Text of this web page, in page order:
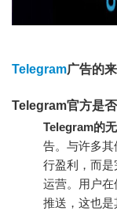
Telegram广告的
Telegram官方是
Telegram的
告。与许多其
行盈利，而
运营。用户在
推送，这也是